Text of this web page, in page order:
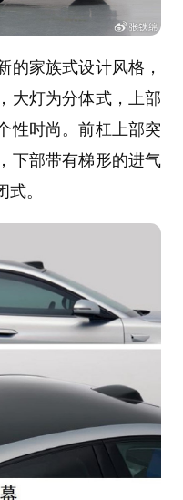
的家族式设计风格，
大灯为分体式，上部
性时尚。前杠上部突
下部带有梯形的进气
。